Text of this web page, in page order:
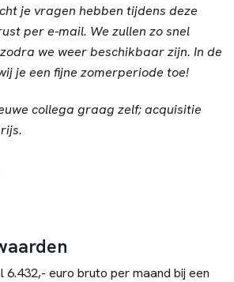
je vragen hebben tijdens deze
per e-mail. We zullen zo snel
we weer beschikbaar zijn. In de
je een fijne zomerperiode toe!
collega graag zelf; acquisitie
6.432,- euro bruto per maand bij een